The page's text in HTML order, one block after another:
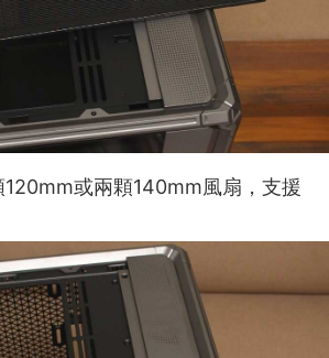
或兩顆140mm風扇，支援